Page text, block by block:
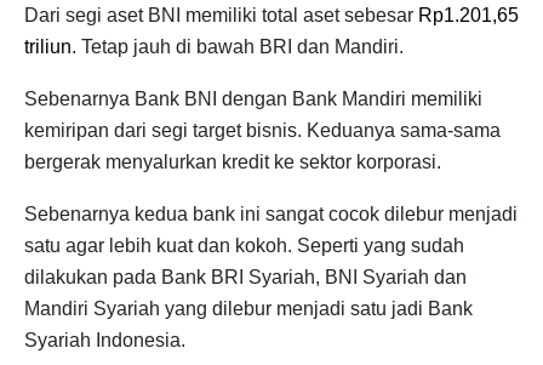
Dari segi aset BNI memiliki total aset sebesar Rp1.201,65
triliun. Tetap jauh di bawah BRI dan Mandiri.
Sebenarnya Bank BNI dengan Bank Mandiri memiliki
kemiripan dari segi target bisnis. Keduanya sama-sama
bergerak menyalurkan kredit ke sektor korporasi.
Sebenarnya kedua bank ini sangat cocok dilebur menjadi
satu agar lebih kuat dan kokoh. Seperti yang sudah
dilakukan pada Bank BRI Syariah, BNI Syariah dan
Mandiri Syariah yang dilebur menjadi satu jadi Bank
Syariah Indonesia.